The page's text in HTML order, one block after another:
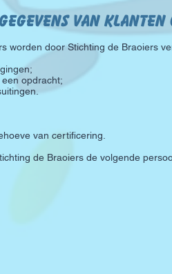
van
worden door Stichting de Braoiers
opdracht;
van certificering.
de Braoiers de volgende